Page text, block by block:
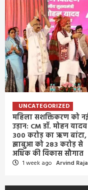
UNCATEGORIZED
महिला सशक्तिकरण को
उड़ान: CM डॉ. मोहन
300 करोड़ का ऋण बांटा,
झाबुआ को 283 करोड़ से
अधिक की विकास सौगात
1 week ago Arvind